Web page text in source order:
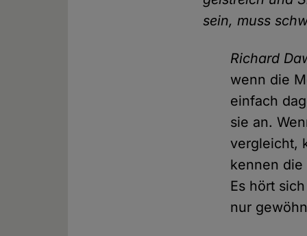
sein, muss
Richard
wenn die
einfach
sie an.
vergleicht,
kennen die
Es hört
nur